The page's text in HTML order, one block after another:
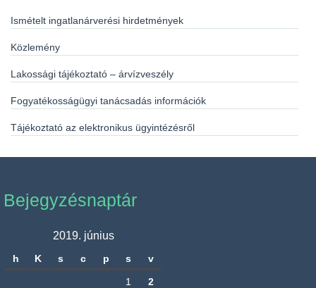
Ismételt ingatlanárverési hirdetmények
Közlemény
Lakossági tájékoztató – árvízveszély
Fogyatékosságügyi tanácsadás információk
Tájékoztató az elektronikus ügyintézésről
Bejegyzésnaptár
2019. június
h K s c p s v
1
2